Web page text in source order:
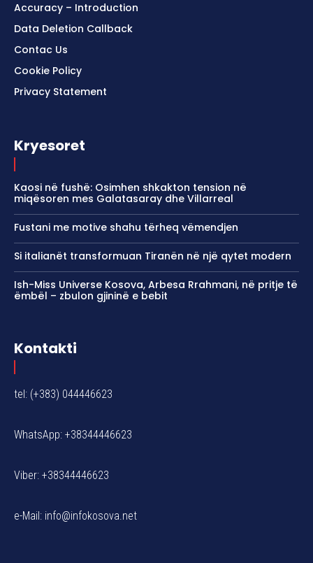
Accuracy – Introduction
Data Deletion Callback
Contac Us
Cookie Policy
Privacy Statement
Kryesoret
Kaosi në fushë: Osimhen shkakton tension në
miqësoren mes Galatasaray dhe Villarreal
Fustani me motive shahu tërheq vëmendjen
Si italianët transformuan Tiranën në një qytet modern
Ish-Miss Universe Kosova, Arbesa Rrahmani, në pritje të
ëmbël – zbulon gjininë e bebit
Kontakti
tel: (+383) 044446623
WhatsApp: +38344446623
Viber: +38344446623
e-Mail: info@infokosova.net